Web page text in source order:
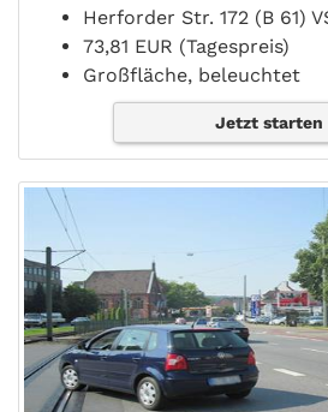
Herforder Str. 172 (B 61)
73,81 EUR (Tagespreis)
Großfläche, beleuchtet
Jetzt starten